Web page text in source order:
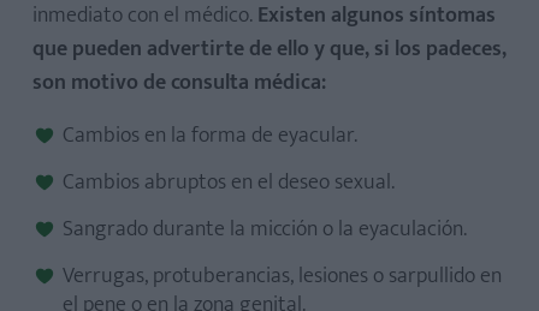
inmediato con el médico. Existen algunos síntomas
que pueden advertirte de ello y que, si los padeces,
son motivo de consulta médica:
Cambios en la forma de eyacular.
Cambios abruptos en el deseo sexual.
Sangrado durante la micción o la eyaculación.
Verrugas, protuberancias, lesiones o sarpullido en